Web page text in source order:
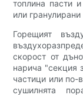
топлина пасти
или
Горещият
скорост от
нарича "секция
частици или по-
сушилнята